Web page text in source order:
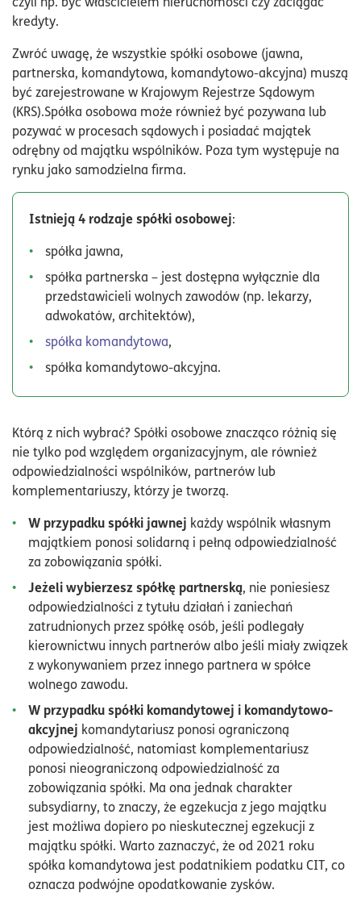
kredyty.
Zwróć uwagę, że wszystkie spółki osobowe (jawna,
partnerska, komandytowa, komandytowo-akcyjna) muszą
być zarejestrowane w Krajowym Rejestrze Sądowym
(KRS).Spółka osobowa może również być pozywana lub
pozywać w procesach sądowych i posiadać majątek
odrębny od majątku wspólników. Poza tym występuje na
rynku jako samodzielna firma.
Istnieją 4 rodzaje spółki osobowej:
spółka jawna,
spółka partnerska – jest dostępna wyłącznie dla
przedstawicieli wolnych zawodów (np. lekarzy,
adwokatów, architektów),
spółka komandytowa,
spółka komandytowo-akcyjna.
Którą z nich wybrać? Spółki osobowe znacząco różnią się
nie tylko pod względem organizacyjnym, ale również
odpowiedzialności wspólników, partnerów lub
komplementariuszy, którzy je tworzą.
W przypadku spółki jawnej każdy wspólnik własnym
majątkiem ponosi solidarną i pełną odpowiedzialność
za zobowiązania spółki.
Jeżeli wybierzesz spółkę partnerską, nie poniesiesz
odpowiedzialności z tytułu działań i zaniechań
zatrudnionych przez spółkę osób, jeśli podlegały
kierownictwu innych partnerów albo jeśli miały związek
z wykonywaniem przez innego partnera w spółce
wolnego zawodu.
W przypadku spółki komandytowej i komandytowo-
akcyjnej komandytariusz ponosi ograniczoną
odpowiedzialność, natomiast komplementariusz
ponosi nieograniczoną odpowiedzialność za
zobowiązania spółki. Ma ona jednak charakter
subsydiarny, to znaczy, że egzekucja z jego majątku
jest możliwa dopiero po nieskutecznej egzekucji z
majątku spółki. Warto zaznaczyć, że od 2021 roku
spółka komandytowa jest podatnikiem podatku CIT, co
oznacza podwójne opodatkowanie zysków.